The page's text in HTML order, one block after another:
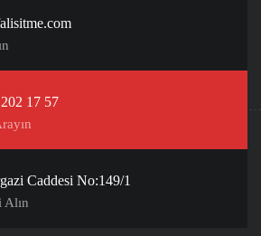
17 57
Caddesi No:149/1
Alın